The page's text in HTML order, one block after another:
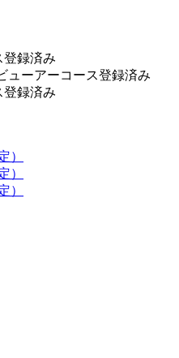
登録済み
ューアーコース登録済み
登録済み
）
）
）